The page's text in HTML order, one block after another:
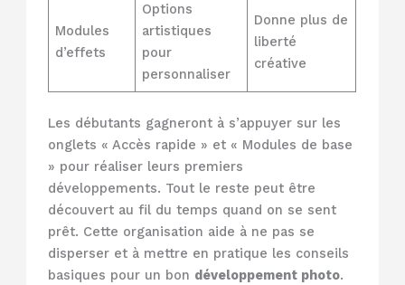
Modules
d’effets
Options
artistiques
pour
personnaliser
Donne plus de
liberté
créative
Les débutants gagneront à s’appuyer sur les
onglets « Accès rapide » et « Modules de base
» pour réaliser leurs premiers
développements. Tout le reste peut être
découvert au fil du temps quand on se sent
prêt. Cette organisation aide à ne pas se
disperser et à mettre en pratique les conseils
basiques pour un bon développement photo.